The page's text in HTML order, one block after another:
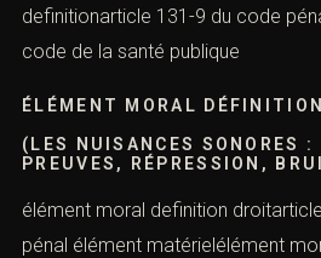
definitionarticle 131-9 du code
code de la santé publique
ÉLÉMENT MORAL DÉFINITION
(LES NUISANCES SONORES
PREUVES, RÉPRESSION,
élément moral definition
pénal élément matérielélément